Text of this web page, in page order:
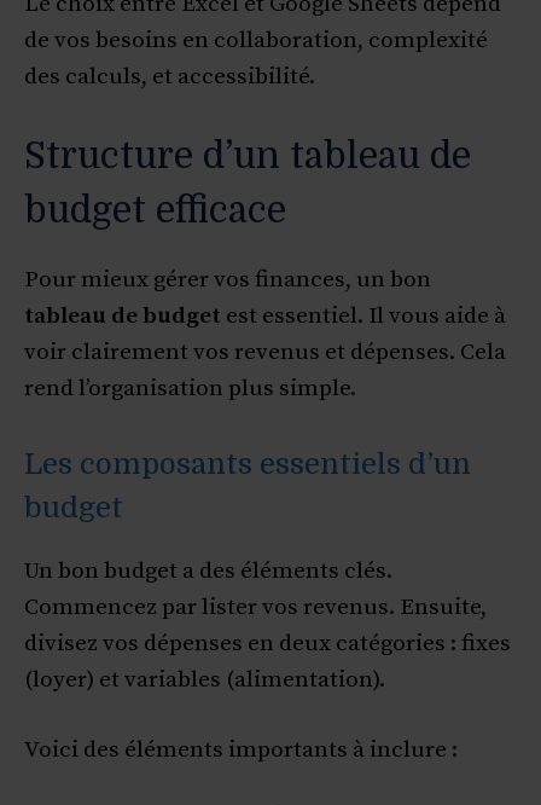
de vos besoins en collaboration, complexité
des calculs, et accessibilité.
Structure d’un tableau de
budget efficace
Pour mieux gérer vos finances, un bon
tableau de budget est essentiel. Il vous aide à
voir clairement vos revenus et dépenses. Cela
rend l’organisation plus simple.
Les composants essentiels d’un
budget
Un bon budget a des éléments clés.
Commencez par lister vos revenus. Ensuite,
divisez vos dépenses en deux catégories : fixes
(loyer) et variables (alimentation).
Voici des éléments importants à inclure :